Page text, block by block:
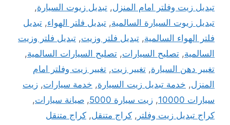
تبديل زيت وفلتر امام المنزل, تبديل زيوت السيارة,
تبديل زيوت السيارة السالمية, تبديل فلتر الهواء, تبديل
فلتر الهواء السالمية, تبديل فلتر وزيت, تبديل فلتر وزيت
السالمية, تصليح السيارات, تصليح السيارات السالمية,
تغيير دهن السيارة, تغيير زيت, تغيير زيت وفلتر امام
المنزل, خدمة تبديل زيت السيارة, خدمة سيارات, زيت
سيارات 10000
, زيت سيارة 5000 , صيانة سيارات,
كراج تبديل زيت وفلتر , كراج متنقل, كراج متنقل